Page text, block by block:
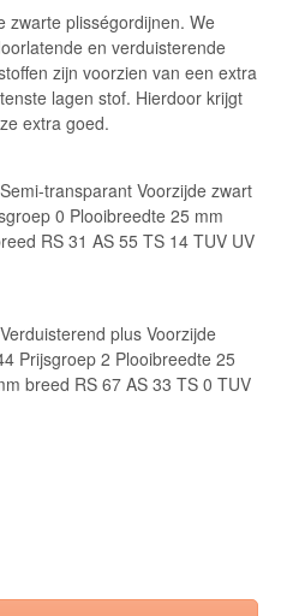
zwarte plisségordijnen. We
en verduisterende
zijn voorzien van een extra
lagen stof. Hierdoor krijgt
extra goed.